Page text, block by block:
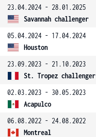
23.04.2024 - 28.01.2025
Savannah challenger
05.04.2024 - 17.04.2024
Houston
23.09.2023 - 21.10.2023
St. Tropez challenger
02.03.2023 - 30.05.2023
Acapulco
06.08.2022 - 24.08.2022
Montreal